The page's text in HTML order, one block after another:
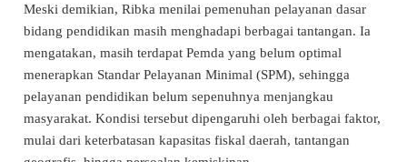
Meski demikian, Ribka menilai pemenuhan pelayanan dasar
bidang pendidikan masih menghadapi berbagai tantangan. Ia
mengatakan, masih terdapat Pemda yang belum optimal
menerapkan Standar Pelayanan Minimal (SPM), sehingga
pelayanan pendidikan belum sepenuhnya menjangkau
masyarakat. Kondisi tersebut dipengaruhi oleh berbagai faktor,
mulai dari keterbatasan kapasitas fiskal daerah, tantangan